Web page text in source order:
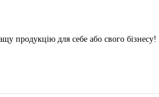
продукцію для себе або свого бізнесу!